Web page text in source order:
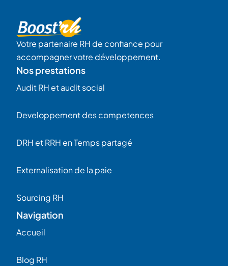
Votre partenaire RH de confiance pour
accompagner votre développement.
Nos prestations
Audit RH et audit social
Developpement des competences
DRH et RRH en Temps partagé
Externalisation de la paie
Sourcing RH
Navigation
Accueil
Blog RH